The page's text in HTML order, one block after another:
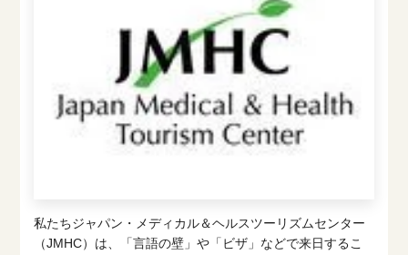
私たちジャパン・メディカル＆ヘルスツーリズムセンター
（JMHC）は、「言語の壁」や「ビザ」などで来日するこ